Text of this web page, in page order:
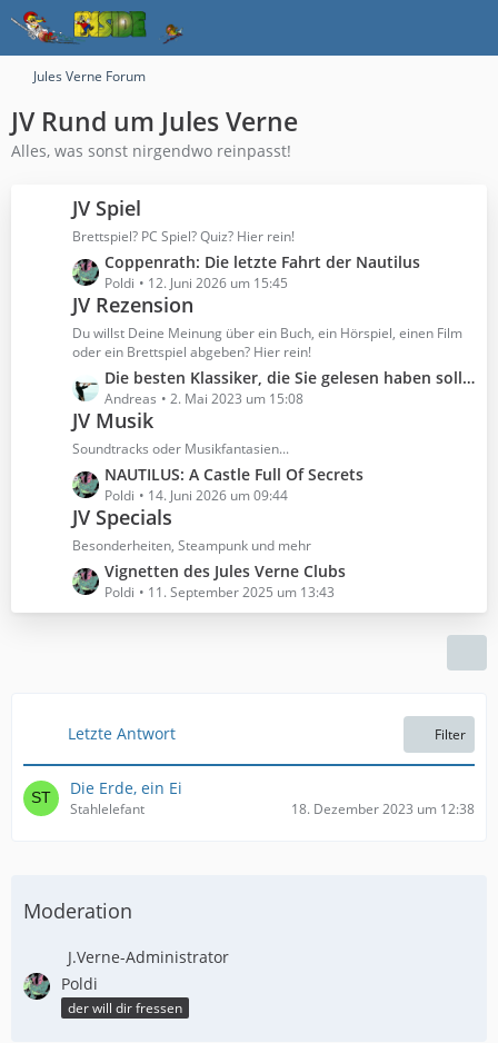
Jules Verne Forum
JV Rund um Jules Verne
Alles, was sonst nirgendwo reinpasst!
JV Spiel
Brettspiel? PC Spiel? Quiz? Hier rein!
L
e
z
t
B
e
i
r
ä
g
e
Coppenrath: Die letzte Fahrt der Nautilus
Poldi 12. Juni 2026 um 15:45
JV Rezension
Du willst Deine Meinung über ein Buch, ein Hörspiel, einen Film
oder ein Brettspiel abgeben? Hier rein!
L
e
z
e
B
e
i
t
r
Die besten Klassiker, die Sie gelesen haben sollten
Andreas 2. Mai 2023 um 15:08
JV Musik
Soundtracks oder Musikfantasien...
L
e
z
e
B
g
e
NAUTILUS: A Castle Full Of Secrets
Poldi 14. Juni 2026 um 09:44
JV Specials
Besonderheiten, Steampunk und mehr
L
e
t
e
t
r
ä
Vignetten des Jules Verne Clubs
Poldi 11. September 2025 um 13:43
Letzte Antwort Filter
Die Erde, ein Ei
Stahlelefant 18. Dezember 2023 um 12:38
Moderation
J.Verne-Administrator
Poldi
der will dir fressen